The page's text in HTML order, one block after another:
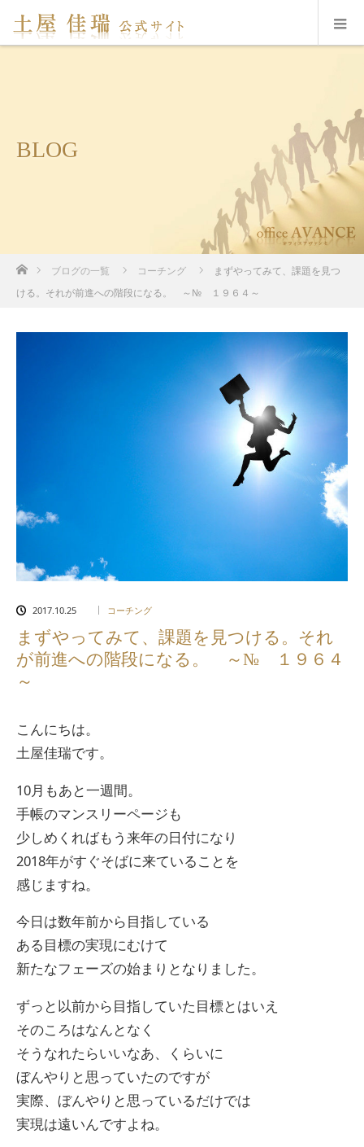
BLOG
ホームブログの一覧 コーチング
まずやってみて、課題を見つ
ける。それが前進への階段になる。 ～№ １９６４～
2017.10.25 コーチング
まずやってみて、課題を見つける。それ
が前進への階段になる。 ～№ １９６４
～
こんにちは。
土屋佳瑞です。
10月もあと一週間。
手帳のマンスリーページも
少しめくればもう来年の日付になり
2018年がすぐそばに来ていることを
感じますね。
今日は数年前から目指している
ある目標の実現にむけて
新たなフェーズの始まりとなりました。
ずっと以前から目指していた目標とはいえ
そのころはなんとなく
そうなれたらいいなあ、くらいに
ぼんやりと思っていたのですが
実際、ぼんやりと思っているだけでは
実現は遠いんですよね。